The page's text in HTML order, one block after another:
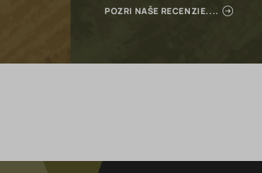
POZRI NAŠE RECENZIE....